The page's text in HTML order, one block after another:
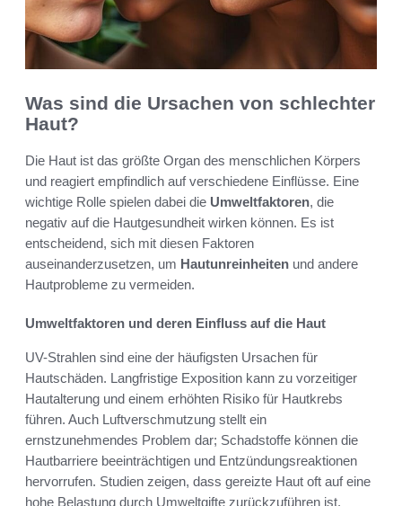
Was sind die Ursachen von schlechter
Haut?
Die Haut ist das größte Organ des menschlichen Körpers
und reagiert empfindlich auf verschiedene Einflüsse. Eine
wichtige Rolle spielen dabei die Umweltfaktoren, die
negativ auf die Hautgesundheit wirken können. Es ist
entscheidend, sich mit diesen Faktoren
auseinanderzusetzen, um Hautunreinheiten und andere
Hautprobleme zu vermeiden.
Umweltfaktoren und deren Einfluss auf die Haut
UV-Strahlen sind eine der häufigsten Ursachen für
Hautschäden. Langfristige Exposition kann zu vorzeitiger
Hautalterung und einem erhöhten Risiko für Hautkrebs
führen. Auch Luftverschmutzung stellt ein
ernstzunehmendes Problem dar; Schadstoffe können die
Hautbarriere beeinträchtigen und Entzündungsreaktionen
hervorrufen. Studien zeigen, dass gereizte Haut oft auf eine
hohe Belastung durch Umweltgifte zurückzuführen ist.